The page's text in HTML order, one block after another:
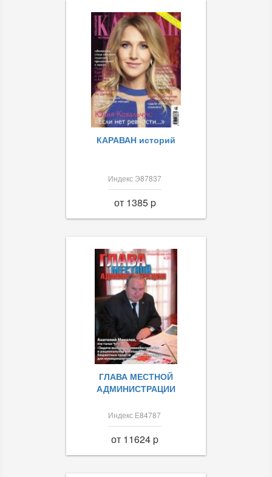
КАРАВАН историй
Индекс Э87837
от 1385 p
ГЛАВА МЕСТНОЙ
АДМИНИСТРАЦИИ
Индекс Е84787
от 11624 p